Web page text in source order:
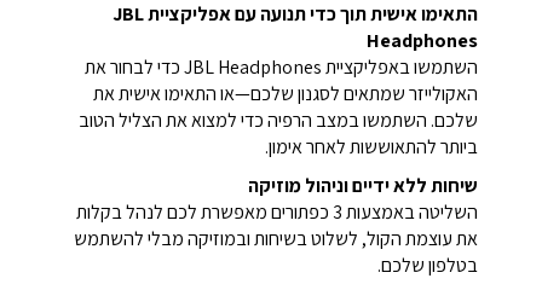
התאימו אישית תוך כדי תנועה עם אפליקציית JBL
Headphones
השתמשו באפליקציית JBL Headphones כדי לבחור את
האקולייזר שמתאים לסגנון שלכם—או התאימו אישית את
שלכם. השתמשו במצב הרפיה כדי למצוא את הצליל הטוב
ביותר להתאוששות לאחר אימון.
שיחות ללא ידיים וניהול מוזיקה
השליטה באמצעות 3 כפתורים מאפשרת לכם לנהל בקלות
את עוצמת הקול, לשלוט בשיחות ובמוזיקה מבלי להשתמש
בטלפון שלכם.